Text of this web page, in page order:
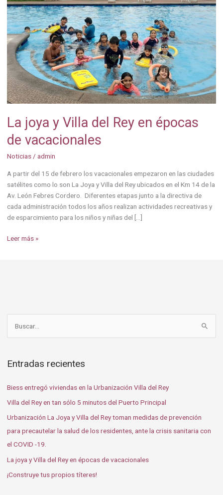
La joya y Villa del Rey en épocas
de vacacionales
Noticias/ admin
A partir del 15 de febrero los vacacionales empezaron en las ciudades
satélites como lo son La Joya y Villa del Rey ubicados en el Km 14 de la
Av. León Febres Cordero. Diferentes etapas junto a la directiva de
cada administración todos los años realizan actividades recreativas y
de esparcimiento para los niños y niñas del […]
Rey
en
épocas
de
vacacionales
Leer más »
c
o
r
Entradas recientes
Biess entregó viviendas en la Urbanización Villa del Rey
Villa del Rey en tan sólo 5 minutos del Puerto Principal
Urbanización La Joya y Villa del Rey toman medidas de prevención
para precautelar la salud de los residentes, ante la crisis sanitaria con
el COVID -19.
La joya y Villa del Rey en épocas de vacacionales
¡Construye tus propios títeres!